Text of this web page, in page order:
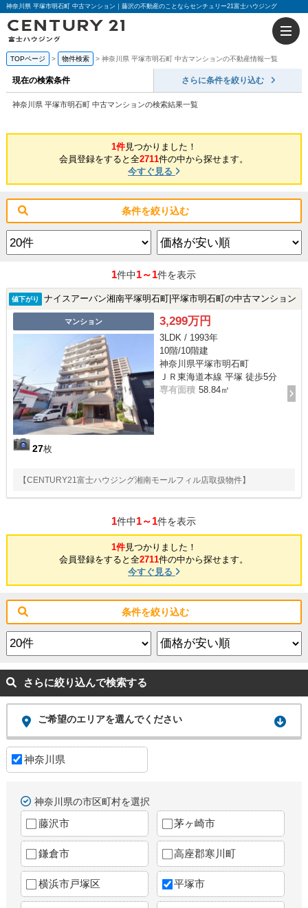
神奈川県 平塚市明石町 中古マンション｜藤沢の不動産のことならセンチュリー21富士ハウジング
TOPページ 物件検索 神奈川県 平塚市明石町 中古マンションの不動産情報一覧
現在の検索条件 さらに条件を絞り込む
神奈川県 平塚市明石町 中古マンションの検索結果一覧
1件見つかりました！
会員登録をすると全2711件の中から探せます。
今すぐ見る
条件を絞り込む
1件中1～1件を表示
値下がり ナイスアーバン湘南平塚明石町|平塚市明石町の中古マンション
マンション
27枚
3,299万円
3LDK / 1993年
10階/10階建
神奈川県平塚市明石町
ＪＲ東海道本線 平塚 徒歩5分
専有面積 58.84㎡
【CENTURY21富士ハウジング湘南モールフィル店取扱物件】
1件中1～1件を表示
1件見つかりました！
会員登録をすると全2711件の中から探せます。
今すぐ見る
条件を絞り込む
さらに絞り込んで検索する
ご希望のエリアを選んでください
神奈川県
神奈川県の市区町村を選択
藤沢市 茅ヶ崎市
鎌倉市 高座郡寒川町
横浜市戸塚区 平塚市